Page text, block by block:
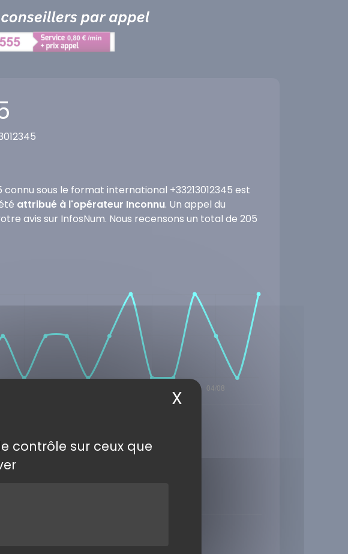
contrôle sur ceux que
X Masquer le
connu sous le format international +33213012345 est
attribué à l'opérateur Inconnu. Un appel du
avis sur InfosNum. Nous recensons un total de 205
ce numéro.